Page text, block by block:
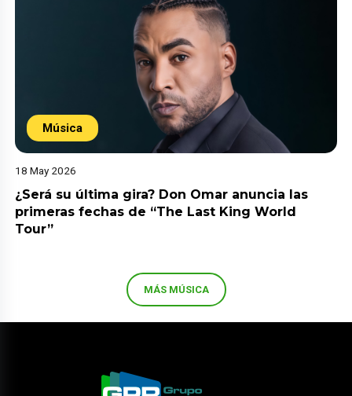
Música
18 May 2026
¿Será su última gira? Don Omar anuncia las
primeras fechas de “The Last King World
Tour”
MÁS MÚSICA